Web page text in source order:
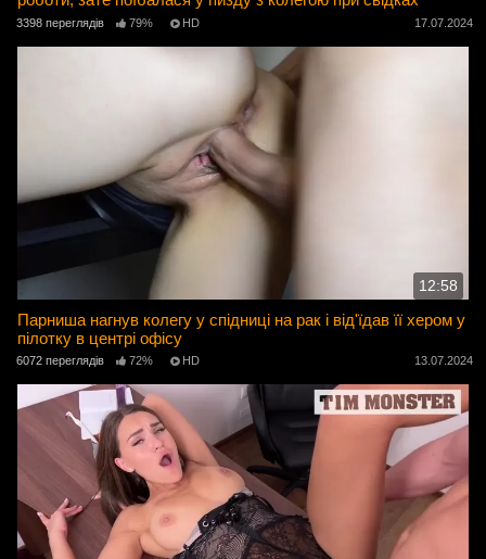
3398 переглядів 79% HD 17.07.2024
12:58
Парниша нагнув колегу у спідниці на рак і від'їдав її хером у
пілотку в центрі офісу
6072 переглядів 72% HD 13.07.2024